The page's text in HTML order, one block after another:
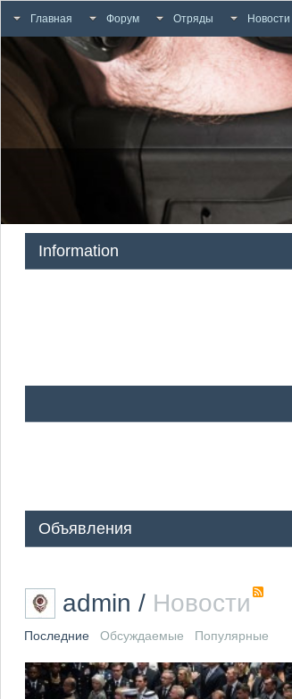
Главная Форум Отряды Новости
Information
Объявления
admin / Новости
Последние Обсуждаемые Популярные